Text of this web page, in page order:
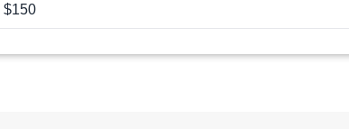
$150